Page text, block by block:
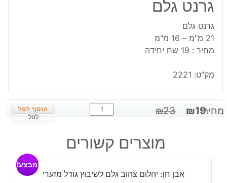
גרנט גלם
גרנט גלם
21 מ"מ – 16 מ"מ
מחיר : 19 שח יחידה
מק"ט: 2221
מחיר: ₪23
המחיר
₪19
המחיר
כמות
של
גלם
לסל
מוצרים קשורים
אבן חן: יהלום צהוב גלם לשיבוץ גודל מזערי
מבצע!